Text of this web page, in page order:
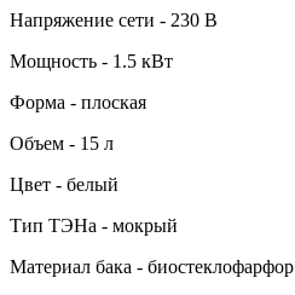
Напряжение сети - 230 В
Мощность - 1.5 кВт
Форма - плоская
Объем - 15 л
Цвет - белый
Тип ТЭНа - мокрый
Материал бака - биостеклофарфор